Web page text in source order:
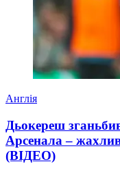
Англія
Дьокереш
Арсенала –
(ВІДЕО)